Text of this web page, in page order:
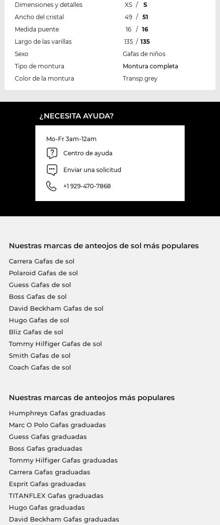
Dimensiones y detalles XS /
S
Ancho del cristal
49 /
51
Medida puente
16 / 16
Largo de las varillas
135 / 135
Sexo
Gafas de niños
Tipo de montura
Montura completa
Color de la montura
Transp.grey
¿NECESITA AYUDA?
Mo-Fr 3am-12am
Centro de ayuda
Enviar una solicitud
+1 929-470-7868
Nuestras marcas de anteojos de sol más populares
Carrera Gafas de sol
Polaroid Gafas de sol
Guess Gafas de sol
Boss Gafas de sol
David Beckham Gafas de sol
Hugo Gafas de sol
Bliz Gafas de sol
Tommy Hilfiger Gafas de sol
Smith Gafas de sol
Coach Gafas de sol
Nuestras marcas de anteojos más populares
Humphreys Gafas graduadas
Marc O Polo Gafas graduadas
Guess Gafas graduadas
Boss Gafas graduadas
Tommy Hilfiger Gafas graduadas
Carrera Gafas graduadas
Esprit Gafas graduadas
TITANFLEX Gafas graduadas
Hugo Gafas graduadas
David Beckham Gafas graduadas